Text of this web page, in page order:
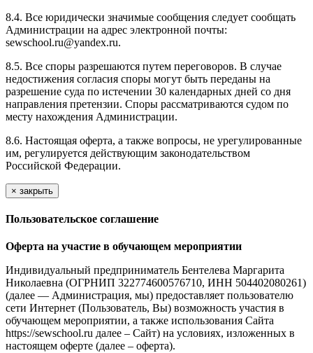
8.4. Все юридически значимые сообщения следует сообщать
Администрации на адрес электронной почты:
sewschool.ru@yandex.ru.
8.5. Все споры разрешаются путем переговоров. В случае
недостижения согласия споры могут быть переданы на
разрешение суда по истечении 30 календарных дней со дня
направления претензии. Споры рассматриваются судом по
месту нахождения Администрации.
8.6. Настоящая оферта, а также вопросы, не урегулированные
им, регулируется действующим законодательством
Российской Федерации.
× закрыть
Пользовательское соглашение
Оферта на участие в обучающем мероприятии
Индивидуальный предприниматель Бентелева Маргарита
Николаевна (ОГРНИП 322774600576710, ИНН 504402080261)
(далее — Администрация, мы) предоставляет пользователю
сети Интернет (Пользователь, Вы) возможность участия в
обучающем мероприятии, а также использования Сайта
https://sewschool.ru далее – Сайт) на условиях, изложенных в
настоящем оферте (далее – оферта).